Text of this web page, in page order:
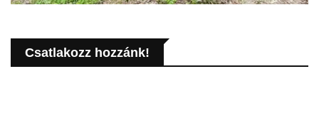
Csatlakozz hozzánk!